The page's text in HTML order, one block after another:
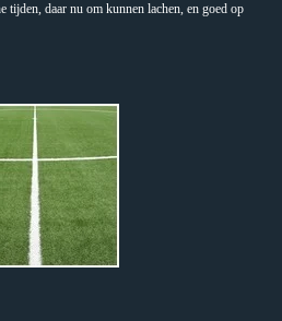
tijden, daar nu om kunnen lachen, en goed op